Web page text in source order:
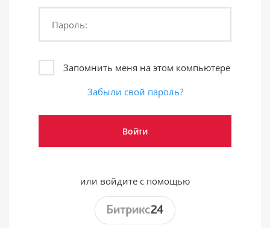
Пароль:
Запомнить меня на этом компьютере
Забыли свой пароль?
или войдите с помощью